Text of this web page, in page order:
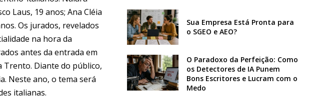
Laus, 19 anos; Ana Cléia
Os jurados, revelados
na hora da
antes da entrada em
Trento. Diante do público,
Neste ano, o tema será
italianas.
Sua Empresa Está Pronta para
o SGEO e AEO?
O Paradoxo da Perfeição: Como
os Detectores de IA Punem
Bons Escritores e Lucram com o
Medo